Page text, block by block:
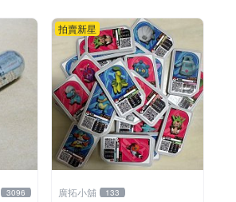
3096
拍賣新星
廣拓小舖 133